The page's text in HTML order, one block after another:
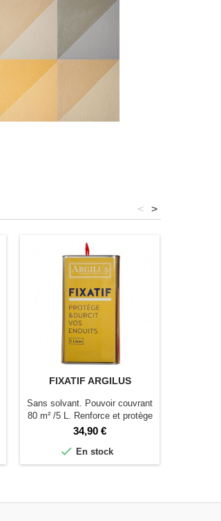
>
<
FIXATIF ARGILUS
Sans solvant. Pouvoir couvrant
80 m² /5 L. Renforce et protège
la surface des enduits à l'argile
Prix
34,90 €
 En stock